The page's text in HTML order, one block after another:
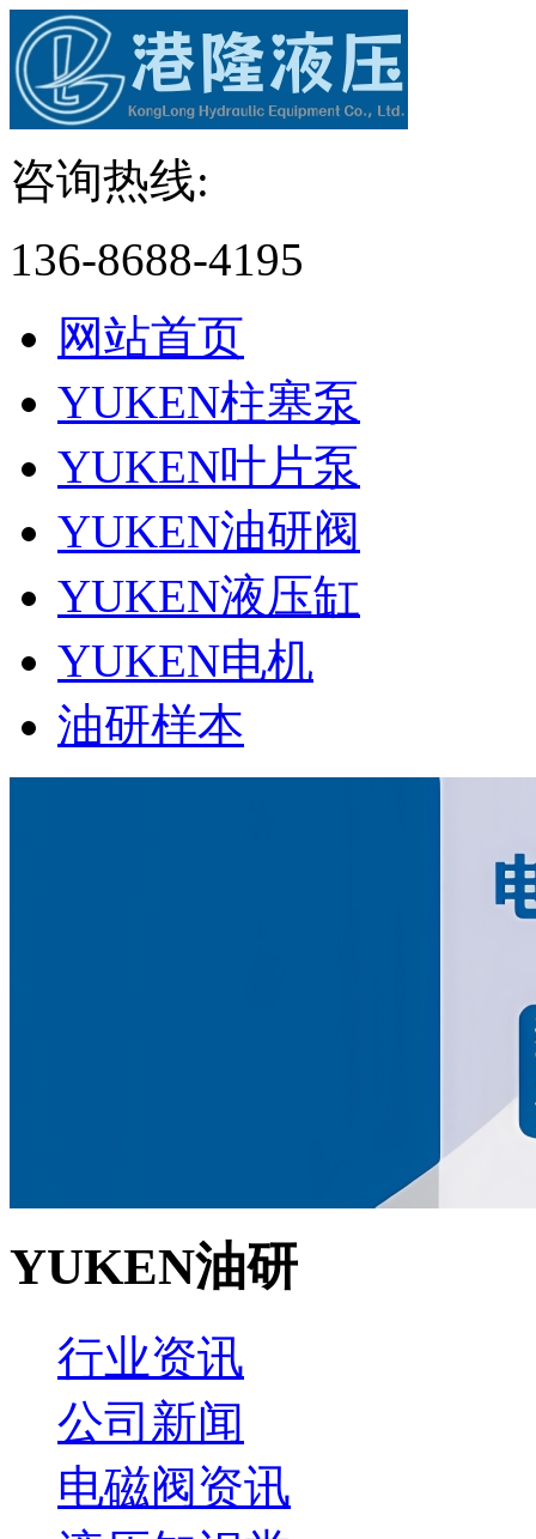
咨询热线:
136-8688-4195
网站首页
YUKEN柱塞泵
YUKEN叶片泵
YUKEN油研阀
YUKEN液压缸
YUKEN电机
油研样本
YUKEN油研
行业资讯
公司新闻
电磁阀资讯